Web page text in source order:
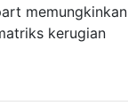
memungkinkan
kerugian